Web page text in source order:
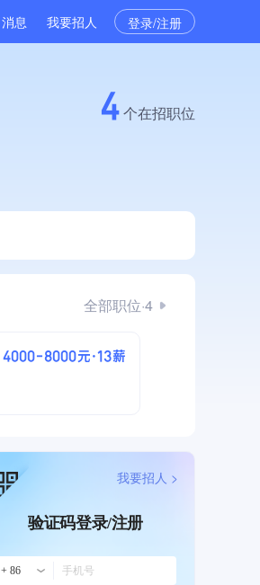
消息 我要招人 登录/注册
4个在招职位
全部职位·4
4000-8000元·13薪
验证码登录/注册
+ 86
我要招人 >